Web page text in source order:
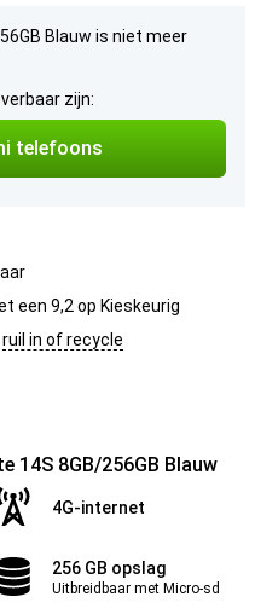
Blauw is niet meer
zijn:
telefoons
een 9,2 op Kieskeurig
ruil in of recycle
14S 8GB/256GB Blauw
4G-internet
256 GB opslag
Uitbreidbaar met Micro-sd